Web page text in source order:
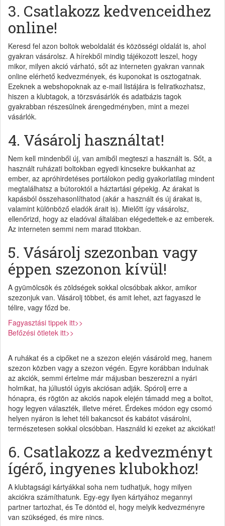
3. Csatlakozz kedvenceidhez
online!
Keresd fel azon boltok weboldalát és közösségi oldalát is, ahol
gyakran vásárolsz. A hírekből mindig tájékozott leszel, hogy
mikor, milyen akció várható, sőt az interneten gyakran vannak
online elérhető kedvezmények, és kuponokat is osztogatnak.
Ezeknek a webshopoknak az e-mail listájára is feliratkozhatsz,
hiszen a klubtagok, a törzsvásárlók és adatbázis tagok
gyakrabban részesülnek árengedményben, mint a mezei
vásárlók.
4. Vásárolj használtat!
Nem kell mindenből új, van amiből megteszi a használt is. Sőt, a
használt ruházati boltokban egyedi kincsekre bukkanhat az
ember, az apróhirdetéses portálokon pedig gyakorlatilag mindent
megtalálhatsz a bútoroktól a háztartási gépekig. Az árakat is
kapásból összehasonlíthatod (akár a használt és új árakat is,
valamint különböző eladók árait is). Mielőtt így vásárolsz,
ellenőrizd, hogy az eladóval általában elégedettek-e az emberek.
Az interneten semmi nem marad titokban.
5. Vásárolj szezonban vagy
éppen szezonon kívül!
A gyümölcsök és zöldségek sokkal olcsóbbak akkor, amikor
szezonjuk van. Vásárolj többet, és amit lehet, azt fagyaszd le
télire, vagy főzd be.
Fagyasztási tippek itt>>
Befőzési ötletek itt>>
A ruhákat és a cipőket ne a szezon elején vásárold meg, hanem
szezon közben vagy a szezon végén. Egyre korábban indulnak
az akciók, semmi értelme már májusban beszerezni a nyári
holmikat, ha júliustól úgyis akciósan adják. Spórolj erre a
hónapra, és rögtön az akciós napok elején támadd meg a boltot,
hogy legyen választék, illetve méret. Érdekes módon egy csomó
helyen nyáron is lehet téli bakancsot és kabátot vásárolni,
természetesen sokkal olcsóbban. Használd ki ezeket az akciókat!
6. Csatlakozz a kedvezményt
ígérő, ingyenes klubokhoz!
A klubtagsági kártyákkal soha nem tudhatjuk, hogy milyen
akciókra számíthatunk. Egy-egy ilyen kártyához megannyi
partner tartozhat, és Te döntöd el, hogy melyik kedvezményre
van szükséged, és mire nincs.